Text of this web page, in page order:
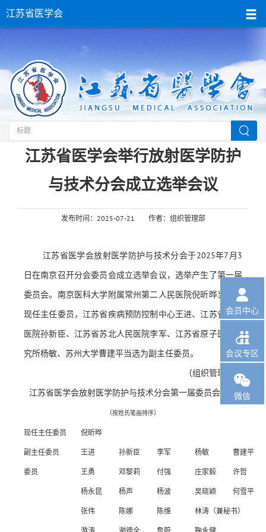
江苏省医学会
当前位置：
江苏省医学会举行放射医学防护
与技术分会成立选举会议
发布时间：2025-07-21 作者：组织管理部
江苏省医学会放射医学防护与技术分会于2025年7月3
日在南京召开分会委员会成立选举会议，选举产生了第一届
委员会。南京医科大学附属常州第二人民医院倪昕晔当选为
现任主任委员，江苏省疾病预防控制中心王进、江苏省人民
医院孙新臣、江苏省苏北人民医院李军、江苏省原子医学研
究所杨敏、苏州大学曹建平当选为副主任委员。
（组织管理部）
江苏省医学会放射医学防护与技术分会第一届委员会名单
（按姓氏笔画排序）
现任主任委员 倪昕晔
副主任委员 王进 孙新臣 李军 杨敏 曹建平
委员 王勇 邓黎莉 付强 庄家毅 许哲
杨永昆 杨声 杨波 吴晓颖 何雪平
张伟 陈娜 陈维 林涛（兼秘书）

会员中心

会议专区

微信